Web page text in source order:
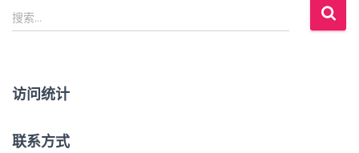
章
航
搜
索
搜索…
访问统计
联系方式